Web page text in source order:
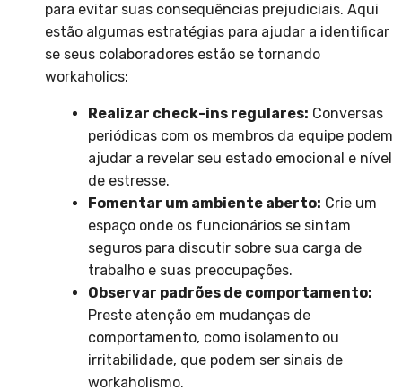
para evitar suas consequências prejudiciais. Aqui
estão algumas estratégias para ajudar a identificar
se seus colaboradores estão se tornando
workaholics:
Realizar check-ins regulares: Conversas
periódicas com os membros da equipe podem
ajudar a revelar seu estado emocional e nível
de estresse.
Fomentar um ambiente aberto: Crie um
espaço onde os funcionários se sintam
seguros para discutir sobre sua carga de
trabalho e suas preocupações.
Observar padrões de comportamento:
Preste atenção em mudanças de
comportamento, como isolamento ou
irritabilidade, que podem ser sinais de
workaholismo.